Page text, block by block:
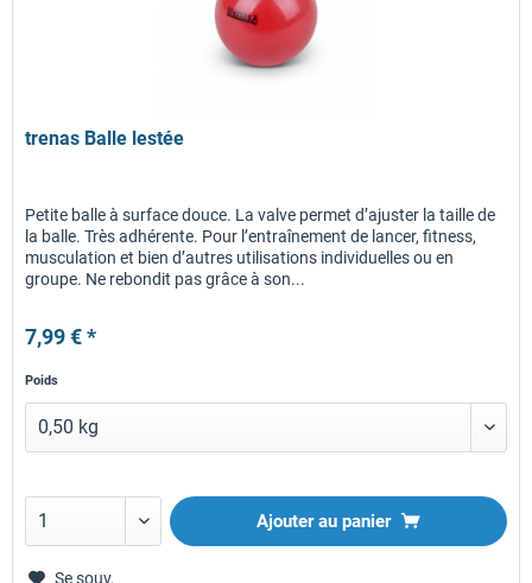
trenas Balle lestée
Petite balle à surface douce. La valve permet d’ajuster la taille de
la balle. Très adhérente. Pour l’entraînement de lancer, fitness,
musculation et bien d’autres utilisations individuelles ou en
groupe. Ne rebondit pas grâce à son...
7,99 € *
Poids
Ajouter au panier
Se souv.